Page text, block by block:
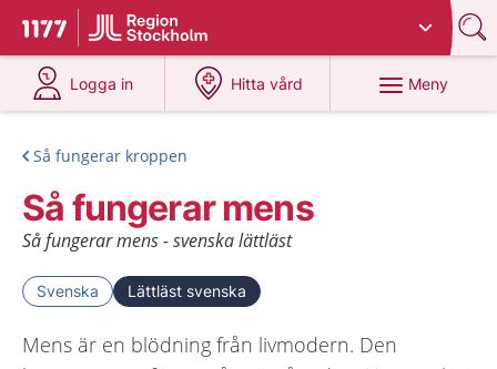
Till startsidan för 1177
Du har valt region
Logga in
på 1177.se
Hitta vård
på 1177.se
Meny
Så fungerar kroppen
Så fungerar mens
Så fungerar mens - svenska lättläst
Svenska Lättläst svenska
Mens är en blödning från livmodern. Den